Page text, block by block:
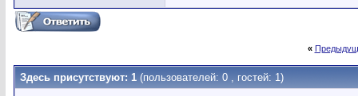
«
Здесь присутствуют: 1 (пользователей: 0 , гостей: 1)